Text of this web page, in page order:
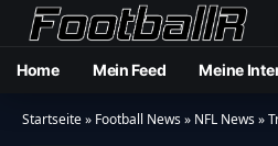
Home Mein Feed Meine
Startseite» Football News» NFL News»